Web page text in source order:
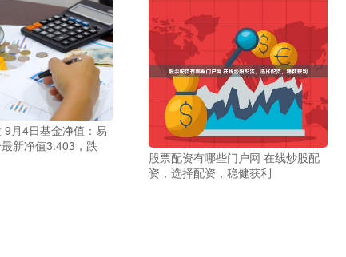
9月4日基金净值：易
新净值3.403，跌
股票配资有哪些门户网 在线炒股配
资，选择配资，稳健获利